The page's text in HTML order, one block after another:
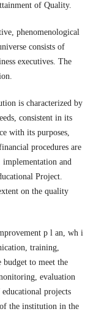
of Quality.
phenomenological
consists of
executives. The
is characterized by
consistent in its
with its purposes,
procedures are
and
Project.
on the quality
p l an, wh i
training,
to meet the
evaluation
projects
of the institution in the